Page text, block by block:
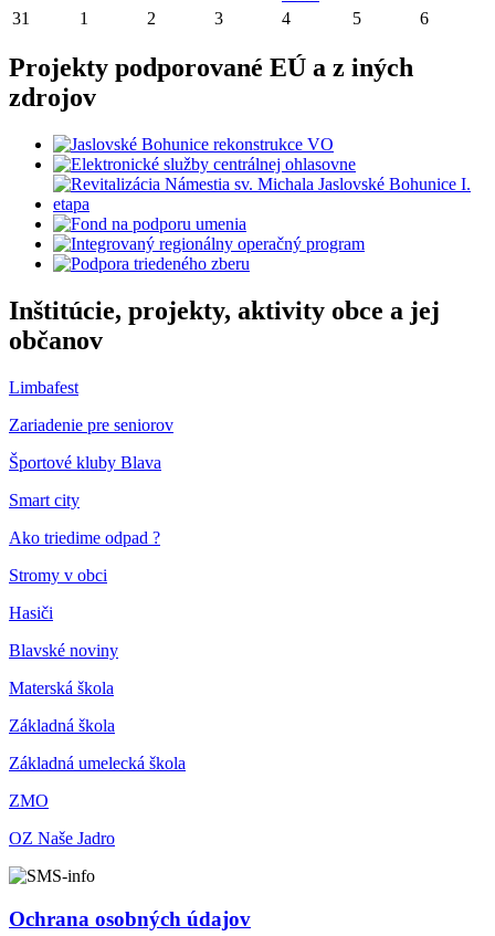
31 1 2 3 4 5 6
Projekty podporované EÚ a z iných
zdrojov
Inštitúcie, projekty, aktivity obce a jej
občanov
Limbafest
Zariadenie pre seniorov
Športové kluby Blava
Smart city
Ako triedime odpad ?
Stromy v obci
Hasiči
Blavské noviny
Materská škola
Základná škola
Základná umelecká škola
ZMO
OZ Naše Jadro
Ochrana osobných údajov